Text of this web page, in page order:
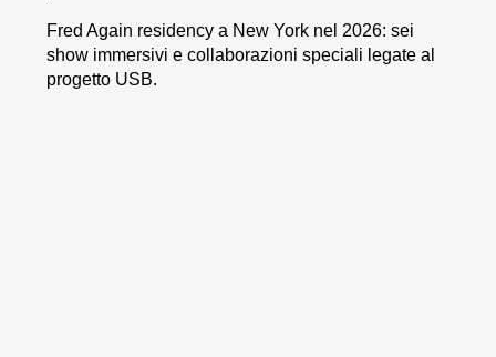
Fred Again residency a New York nel 2026: sei
show immersivi e collaborazioni speciali legate al
progetto USB.